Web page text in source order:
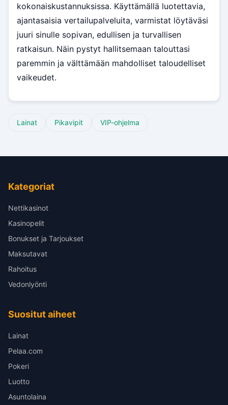
kokonaiskustannuksissa. Käyttämällä luotettavia,
ajantasaisia vertailupalveluita, varmistat löytäväsi
juuri sinulle sopivan, edullisen ja turvallisen
ratkaisun. Näin pystyt hallitsemaan talouttasi
paremmin ja välttämään mahdolliset taloudelliset
vaikeudet.
Lainat Pikavipit VIP-ohjelma
Kategoriat
Nettikasinot
Kasinopelit
Bonukset ja Tarjoukset
Maksutavat
Rahoitus
Vedonlyönti
Suositut aiheet
Lainat
Pelaa.com
Pokeri
Luotto
Asuntolaina